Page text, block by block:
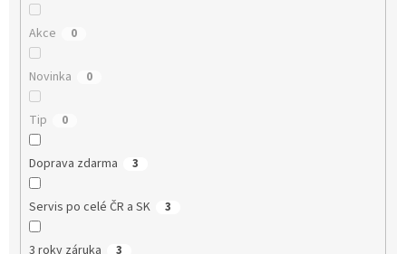
Akce 0
Novinka 0
Tip 0
Doprava zdarma 3
Servis po celé ČR a SK 3
3